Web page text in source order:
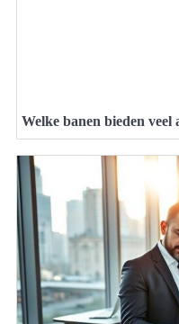
Welke banen bieden veel